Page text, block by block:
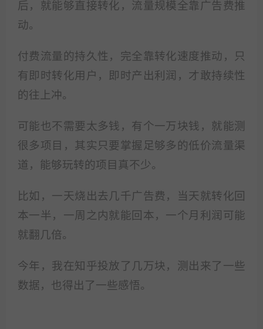
后，就能够直接转化，流量规模全靠广告费推
动。
付费流量的持久性，完全靠转化速度推动，只
有即时转化用户，即时产出利润，才敢持续性
的往上冲。
可能也不需要太多钱，有个一万块钱，就能测
很多项目，其实只要掌握足够多的低价流量渠
道，能够玩转的项目真不少。
比如，一天烧出去几千广告费，当天就转化回
本一半，一周之内就能回本，一个月利润可能
就翻几倍。
今年，我在知乎投放了几万块，测出来了一些
数据，也得出了一些感悟。